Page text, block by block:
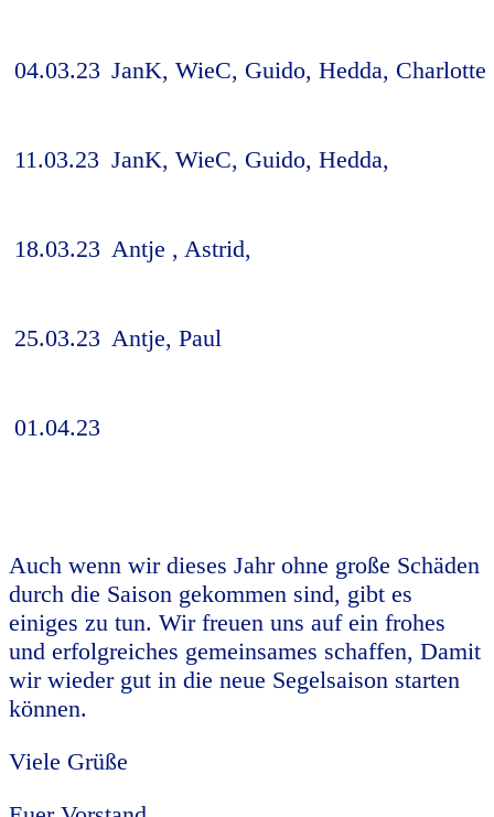
04.03.23 JanK, WieC, Guido, Hedda, Charlotte
11.03.23 JanK, WieC, Guido, Hedda,
18.03.23 Antje , Astrid,
25.03.23 Antje, Paul
01.04.23
Auch wenn wir dieses Jahr ohne große Schäden
durch die Saison gekommen sind, gibt es
einiges zu tun. Wir freuen uns auf ein frohes
und erfolgreiches gemeinsames schaffen, Damit
wir wieder gut in die neue Segelsaison starten
können.
Viele Grüße